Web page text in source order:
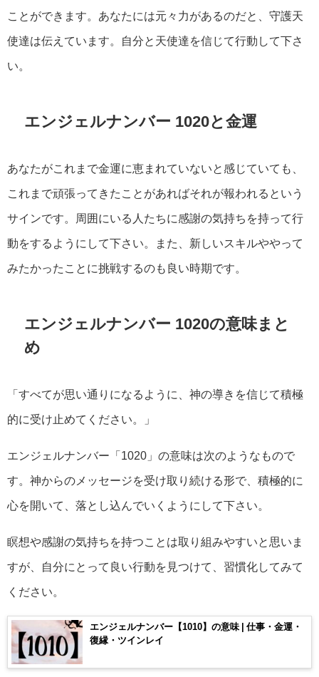
ことができます。あなたには元々力があるのだと、守護天
使達は伝えています。自分と天使達を信じて行動して下さ
い。
エンジェルナンバー 1020と金運
あなたがこれまで金運に恵まれていないと感じていても、
これまで頑張ってきたことがあればそれが報われるという
サインです。周囲にいる人たちに感謝の気持ちを持って行
動をするようにして下さい。また、新しいスキルややって
みたかったことに挑戦するのも良い時期です。
エンジェルナンバー 1020の意味まと
め
「すべてが思い通りになるように、神の導きを信じて積極
的に受け止めてください。」
エンジェルナンバー「1020」の意味は次のようなもので
す。神からのメッセージを受け取り続ける形で、積極的に
心を開いて、落とし込んでいくようにして下さい。
瞑想や感謝の気持ちを持つことは取り組みやすいと思いま
すが、自分にとって良い行動を見つけて、習慣化してみて
ください。
エンジェルナンバー【1010】の意味 | 仕事・金運・
復縁・ツインレイ